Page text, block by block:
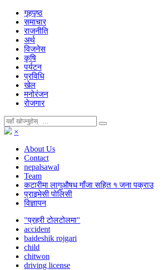
गृहपृष्ठ
समाचार
राजनीति
अर्थ
विजनेस
कृषि
पर्यटन
प्रविधि
खेल
मनोरंजन
रोजगार
×
About Us
Contact
nepalsawal
Team
कटारीमा लागुऔषध गाँजा सहित १ जना पक्राउ
प्राइभेसी पोलिसी
विज्ञापन
"प्रहरी टोलटोलमा"
accident
baideshik rojgari
child
chitwon
driving license